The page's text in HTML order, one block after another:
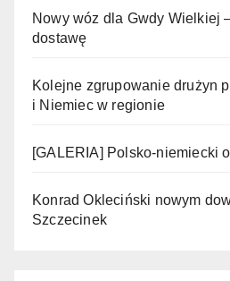
Nowy wóz dla Gwdy Wielkiej
dostawę
Kolejne zgrupowanie drużyn
i Niemiec w regionie
[GALERIA] Polsko-niemiecki
Konrad Okleciński nowym
Szczecinek